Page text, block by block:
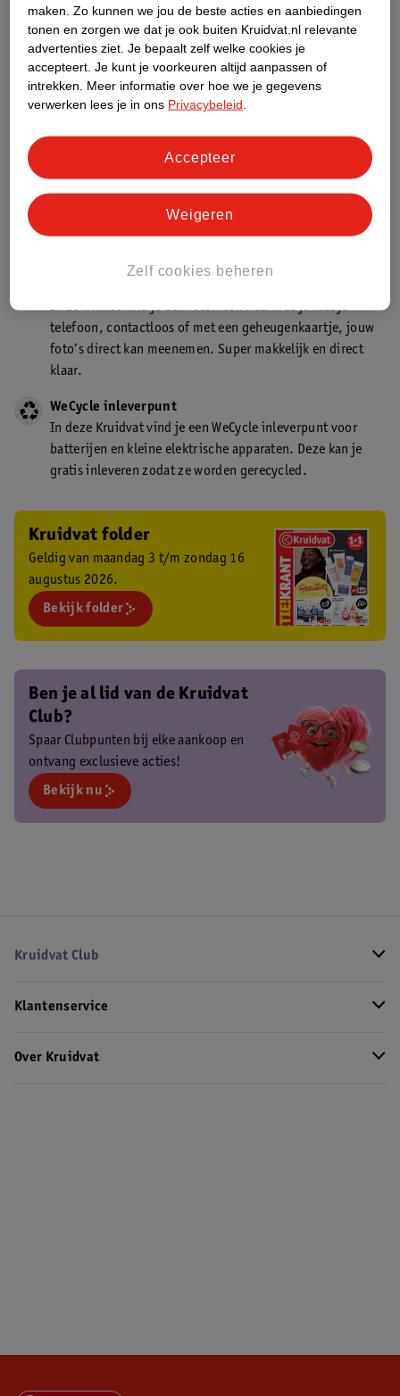
Ook in deze winkel
Kruidvat.nl ophaalpunt
Laat je bestelling snel en gemakkelijk bezorgen in de
Kruidvat is een gecertificeerd drogist. Dit betekent dat je
In de winkel vind je een fotokiosk waarmee je met je
telefoon, contactloos of met een geheugenkaartje, jouw
foto’s direct kan meenemen. Super makkelijk en direct
klaar.
WeCycle inleverpunt
In deze Kruidvat vind je een WeCycle inleverpunt voor
batterijen en kleine elektrische apparaten. Deze kan je
gratis inleveren zodat ze worden gerecycled.
Kruidvat folder
Geldig van maandag 3 t/m zondag 16
augustus 2026.
Bekijk folder
Ben je al lid van de Kruidvat
Club?
Spaar Clubpunten bij elke aankoop en
ontvang exclusieve acties!
Bekijk nu
Kruidvat Club
Klantenservice
Over Kruidvat
maken. Zo kunnen we jou de beste acties en aanbiedingen
tonen en zorgen we dat je ook buiten Kruidvat.nl relevante
advertenties ziet. Je bepaalt zelf welke cookies je
accepteert. Je kunt je voorkeuren altijd aanpassen of
intrekken.
Meer informatie over hoe we je gegevens
verwerken lees je in ons Privacybeleid
Zelf cookies beheren
Weigeren
Accepteer